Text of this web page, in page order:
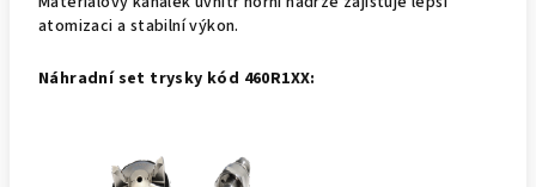
atomizaci a stabilní výkon.
Náhradní set trysky kód 460R1XX: